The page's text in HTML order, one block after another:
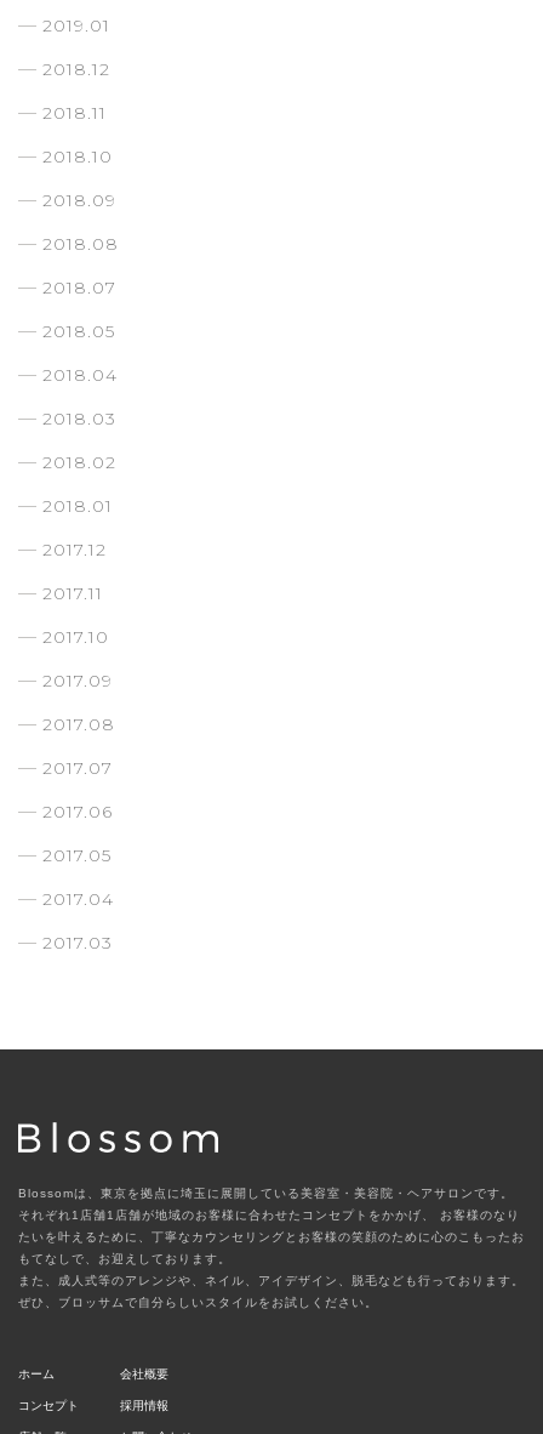
2019.01
2018.12
2018.11
2018.10
2018.09
2018.08
2018.07
2018.05
2018.04
2018.03
2018.02
2018.01
2017.12
2017.11
2017.10
2017.09
2017.08
2017.07
2017.06
2017.05
2017.04
2017.03
Blossomは、東京を拠点に埼玉に展開している美容室・美容院・ヘアサロンです。
それぞれ1店舗1店舗が地域のお客様に合わせたコンセプトをかかげ、
お客様のなり
たいを叶えるために、丁寧なカウンセリングとお客様の笑顔のために心のこもったお
もてなしで、お迎えしております。
また、成人式等のアレンジや、ネイル、アイデザイン、脱毛なども行っております。
ぜひ、ブロッサムで自分らしいスタイルをお試しください。
ホーム
コンセプト
会社概要
採用情報